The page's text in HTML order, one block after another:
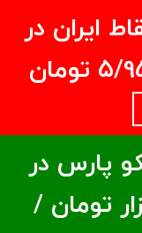
ایران در
پارس در
بالای ۶00 هزار تومان /